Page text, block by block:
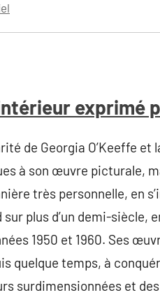
exprimé
de Georgia O’Keeffe
à son œuvre picturale,
très personnelle, en
plus d’un demi-siècle,
1950 et 1960. Ses
quelque temps, à
surdimensionnées et